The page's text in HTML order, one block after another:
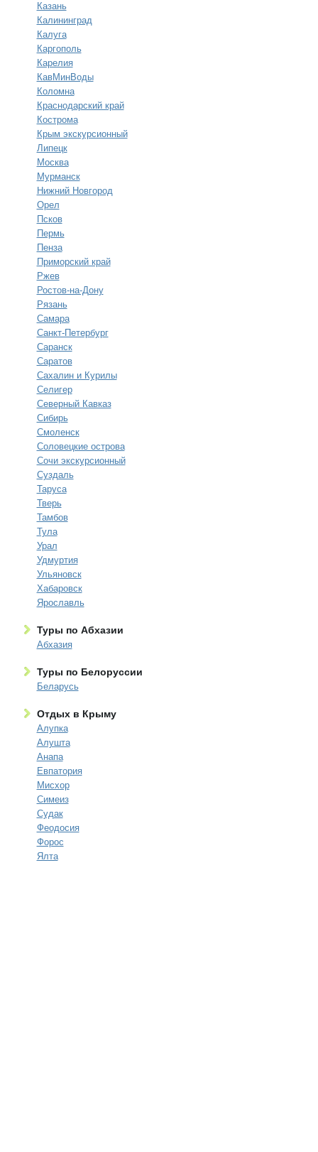
Казань
Калининград
Калуга
Каргополь
Карелия
КавМинВоды
Коломна
Краснодарский край
Кострома
Крым экскурсионный
Липецк
Москва
Мурманск
Нижний Новгород
Орел
Псков
Пермь
Пенза
Приморский край
Ржев
Ростов-на-Дону
Рязань
Самара
Санкт-Петербург
Саранск
Саратов
Сахалин и Курилы
Селигер
Северный Кавказ
Сибирь
Смоленск
Соловецкие острова
Сочи экскурсионный
Суздаль
Таруса
Тверь
Тамбов
Тула
Урал
Удмуртия
Ульяновск
Хабаровск
Ярославль
Туры по Абхазии
Абхазия
Туры по Белоруссии
Беларусь
Отдых в Крыму
Алупка
Алушта
Анапа
Евпатория
Мисхор
Симеиз
Судак
Феодосия
Форос
Ялта